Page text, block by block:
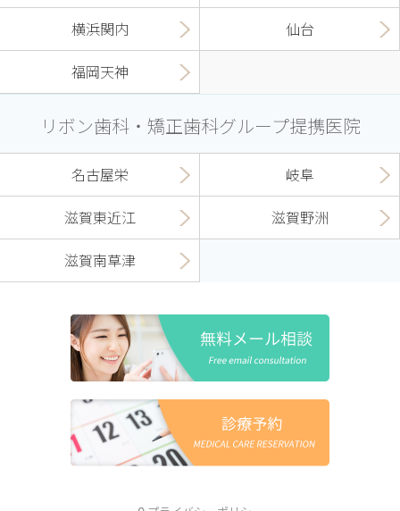
横浜関内
仙台
福岡天神
リボン歯科・矯正歯科グループ提携医院
名古屋栄
岐阜
滋賀東近江
滋賀野洲
滋賀南草津